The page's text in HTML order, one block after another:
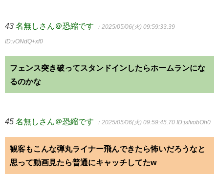
43 名無しさん＠恐縮です ：2025/05/06(火) 09:59:33.39
ID:vONdQ+xf0
フェンス突き破ってスタンドインしたらホームランにな
るのかな
45 名無しさん＠恐縮です ：2025/05/06(火) 09:59:45.70 ID:jsfvobOh0
観客もこんな弾丸ライナー飛んできたら怖いだろうなと
思って動画見たら普通にキャッチしてたw